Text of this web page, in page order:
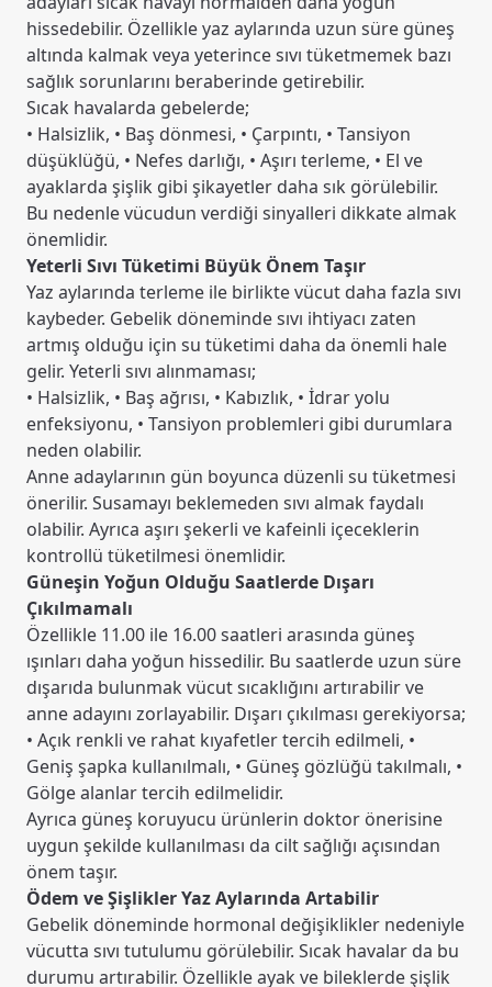
hissedebilir. Özellikle yaz aylarında uzun süre güneş
altında kalmak veya yeterince sıvı tüketmemek bazı
sağlık sorunlarını beraberinde getirebilir.
Sıcak havalarda gebelerde;
• Halsizlik, • Baş dönmesi, • Çarpıntı, • Tansiyon
düşüklüğü, • Nefes darlığı, • Aşırı terleme, • El ve
ayaklarda şişlik gibi şikayetler daha sık görülebilir.
Bu nedenle vücudun verdiği sinyalleri dikkate almak
önemlidir.
Yeterli Sıvı Tüketimi Büyük Önem Taşır
Yaz aylarında terleme ile birlikte vücut daha fazla sıvı
kaybeder. Gebelik döneminde sıvı ihtiyacı zaten
artmış olduğu için su tüketimi daha da önemli hale
gelir. Yeterli sıvı alınmaması;
• Halsizlik, • Baş ağrısı, • Kabızlık, • İdrar yolu
enfeksiyonu, • Tansiyon problemleri gibi durumlara
neden olabilir.
Anne adaylarının gün boyunca düzenli su tüketmesi
önerilir. Susamayı beklemeden sıvı almak faydalı
olabilir. Ayrıca aşırı şekerli ve kafeinli içeceklerin
kontrollü tüketilmesi önemlidir.
Güneşin Yoğun Olduğu Saatlerde Dışarı
Çıkılmamalı
Özellikle 11.00 ile 16.00 saatleri arasında güneş
ışınları daha yoğun hissedilir. Bu saatlerde uzun süre
dışarıda bulunmak vücut sıcaklığını artırabilir ve
anne adayını zorlayabilir. Dışarı çıkılması gerekiyorsa;
• Açık renkli ve rahat kıyafetler tercih edilmeli, •
Geniş şapka kullanılmalı, • Güneş gözlüğü takılmalı, •
Gölge alanlar tercih edilmelidir.
Ayrıca güneş koruyucu ürünlerin doktor önerisine
uygun şekilde kullanılması da cilt sağlığı açısından
önem taşır.
Ödem ve Şişlikler Yaz Aylarında Artabilir
Gebelik döneminde hormonal değişiklikler nedeniyle
vücutta sıvı tutulumu görülebilir. Sıcak havalar da bu
durumu artırabilir. Özellikle ayak ve bileklerde şişlik